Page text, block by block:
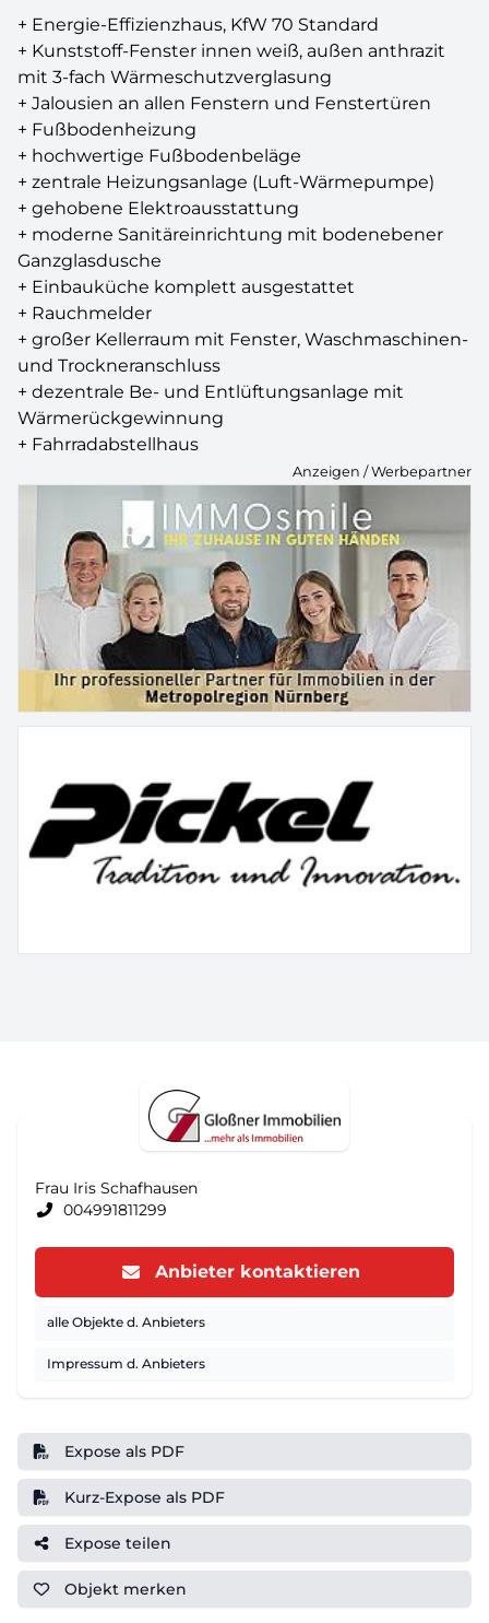
+ Energie-Effizienzhaus, KfW 70 Standard
+ Kunststoff-Fenster innen weiß, außen anthrazit
mit 3-fach Wärmeschutzverglasung
+ Jalousien an allen Fenstern und Fenstertüren
+ Fußbodenheizung
+ hochwertige Fußbodenbeläge
+ zentrale Heizungsanlage (Luft-Wärmepumpe)
+ gehobene Elektroausstattung
+ moderne Sanitäreinrichtung mit bodenebener
Ganzglasdusche
+ Einbauküche komplett ausgestattet
+ Rauchmelder
+ großer Kellerraum mit Fenster, Waschmaschinen-
und Trockneranschluss
+ dezentrale Be- und Entlüftungsanlage mit
Wärmerückgewinnung
+ Fahrradabstellhaus
Anzeigen / Werbepartner
Frau Iris Schafhausen
004991811299
Anbieter kontaktieren
alle Objekte d. Anbieters
Impressum d. Anbieters
Expose als PDF
Kurz-Expose als PDF
Expose teilen
Objekt merken